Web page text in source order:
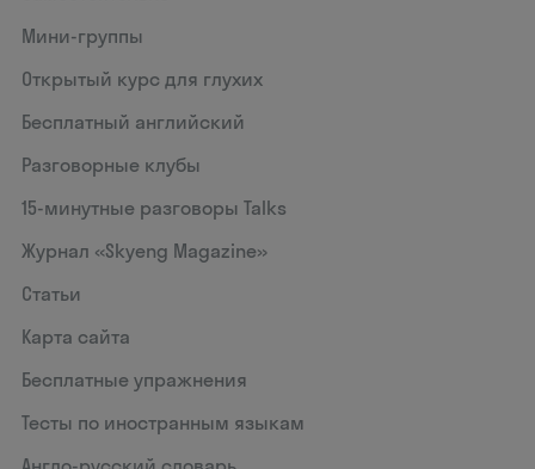
Мини-группы
Открытый курс для глухих
Бесплатный английский
Разговорные клубы
15‑минутные разговоры Talks
Журнал «Skyeng Magazine»
Статьи
Карта сайта
Бесплатные упражнения
Тесты по иностранным языкам